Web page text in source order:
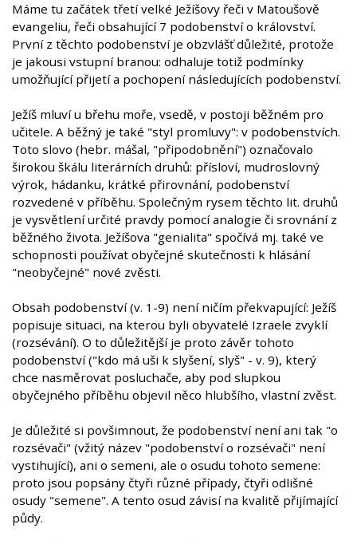
Máme tu začátek třetí velké Ježíšovy řeči v Matoušově
evangeliu, řeči obsahující 7 podobenství o království.
První z těchto podobenství je obzvlášť důležité, protože
je jakousi vstupní branou: odhaluje totiž podmínky
umožňující přijetí a pochopení následujících podobenství.
Ježíš mluví u břehu moře, vsedě, v postoji běžném pro
učitele. A běžný je také "styl promluvy": v podobenstvích.
Toto slovo (hebr. mášal, "připodobnění") označovalo
širokou škálu literárních druhů: přísloví, mudroslovný
výrok, hádanku, krátké přirovnání, podobenství
rozvedené v příběhu. Společným rysem těchto lit. druhů
je vysvětlení určité pravdy pomocí analogie či srovnání z
běžného života. Ježíšova "genialita" spočívá mj. také ve
schopnosti používat obyčejné skutečnosti k hlásání
"neobyčejné" nové zvěsti.
Obsah podobenství (v. 1-9) není ničím překvapující: Ježíš
popisuje situaci, na kterou byli obyvatelé Izraele zvyklí
(rozsévání). O to důležitější je proto závěr tohoto
podobenství ("kdo má uši k slyšení, slyš" - v. 9), který
chce nasměrovat posluchače, aby pod slupkou
obyčejného příběhu objevil něco hlubšího, vlastní zvěst.
Je důležité si povšimnout, že podobenství není ani tak "o
rozsévači" (vžitý název "podobenství o rozsévači" není
vystihující), ani o semeni, ale o osudu tohoto semene:
proto jsou popsány čtyři různé případy, čtyři odlišné
osudy "semene". A tento osud závisí na kvalitě přijímající
půdy.